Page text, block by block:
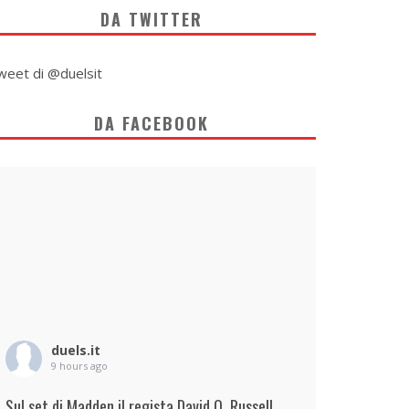
DA TWITTER
di @duelsit
DA FACEBOOK
duels.it
9 hours ago